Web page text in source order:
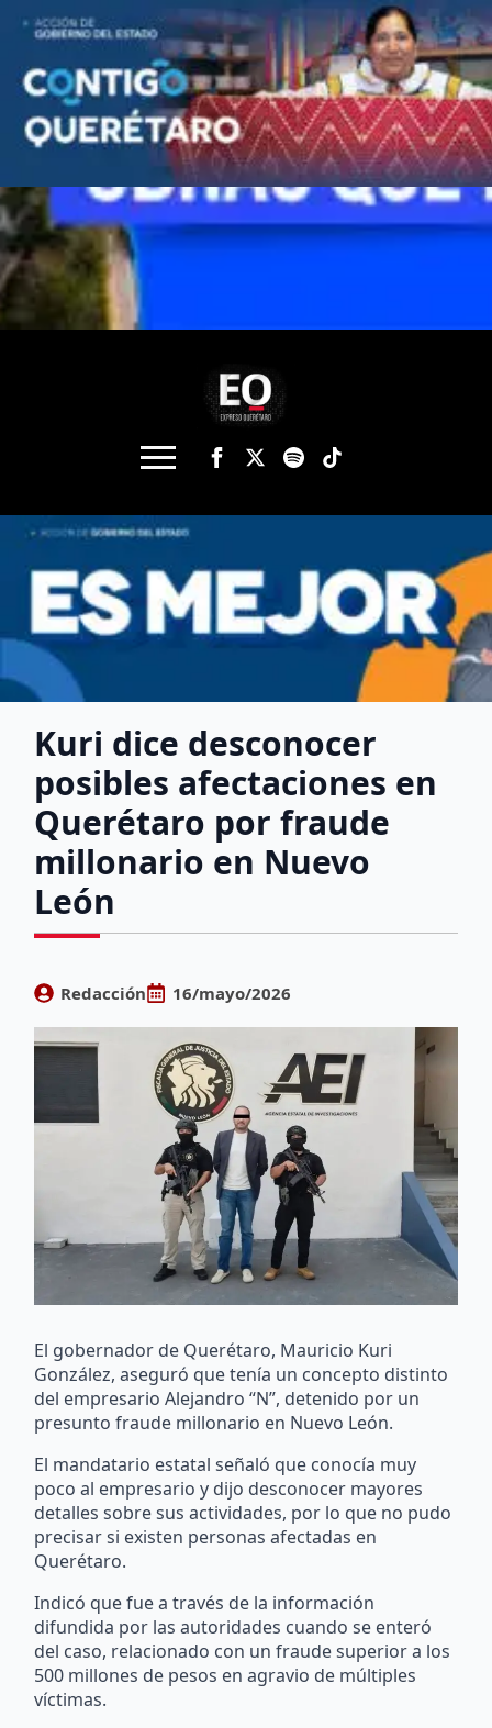
Kuri dice desconocer
posibles afectaciones en
Querétaro por fraude
millonario en Nuevo
León
Redacción 16/mayo/2026
El gobernador de Querétaro, Mauricio Kuri
González, aseguró que tenía un concepto distinto
del empresario Alejandro “N”, detenido por un
presunto fraude millonario en Nuevo León.
El mandatario estatal señaló que conocía muy
poco al empresario y dijo desconocer mayores
detalles sobre sus actividades, por lo que no pudo
precisar si existen personas afectadas en
Querétaro.
Indicó que fue a través de la información
difundida por las autoridades cuando se enteró
del caso, relacionado con un fraude superior a los
500 millones de pesos en agravio de múltiples
víctimas.